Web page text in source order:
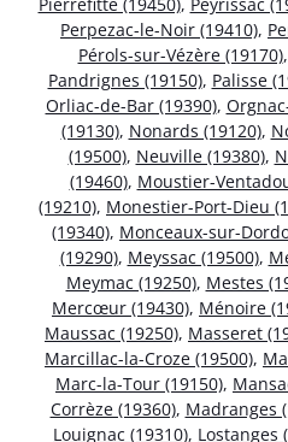
Perpezac-le-Noir (19410),
Pérols-sur-Vézère (19170),
Pandrignes (19150), Palisse
Orliac-de-Bar (19390),
(19130), Nonards (19120),
(19500), Neuville (19380),
(19460), Moustier-
(19210), Monestier-Port-Dieu
(19340), Monceaux-sur-
(19290), Meyssac (19500),
Meymac (19250), Mestes
Mercœur (19430), Ménoire
Maussac (19250), Masseret
Marcillac-la-Croze (19500),
Marc-la-Tour (19150),
Corrèze (19360), Madranges
Louignac (19310), Lostanges